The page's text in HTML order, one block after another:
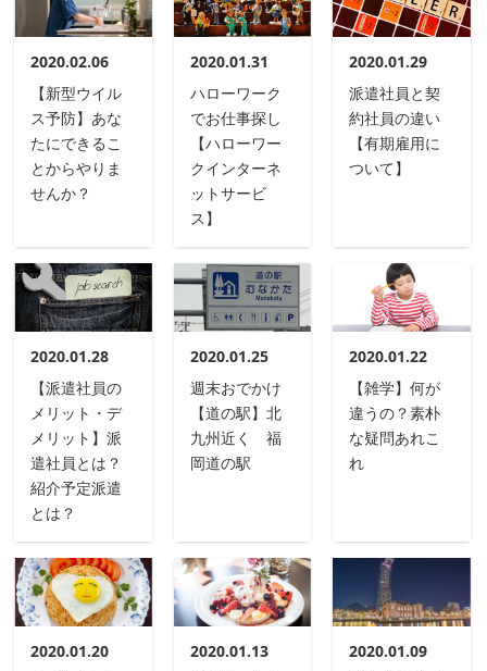
2020.02.06
【新型ウイル
ス予防】あな
たにできるこ
とからやりま
せんか？
2020.01.31
ハローワーク
でお仕事探し
【ハローワー
クインターネ
ットサービ
ス】
2020.01.29
派遣社員と契
約社員の違い
【有期雇用に
ついて】
2020.01.28
【派遣社員の
メリット・デ
メリット】派
遣社員とは？
紹介予定派遣
とは？
2020.01.25
週末おでかけ
【道の駅】北
九州近く 福
岡道の駅
2020.01.22
【雑学】何が
違うの？素朴
な疑問あれこ
れ
2020.01.20
2020.01.13
2020.01.09